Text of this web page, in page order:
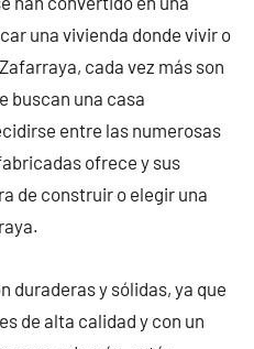
una vivienda donde vivir o
cada vez más son
buscan una casa
entre las numerosas
ofrece y sus
de construir o elegir una
duraderas y sólidas, ya que
de alta calidad y con un